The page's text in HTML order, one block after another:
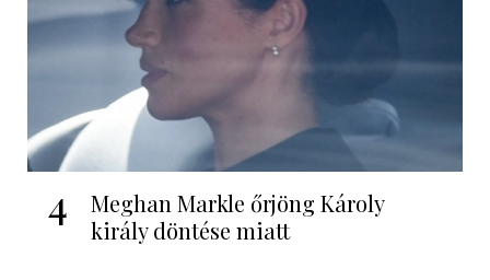
4
Meghan Markle őrjöng Károly
király döntése miatt